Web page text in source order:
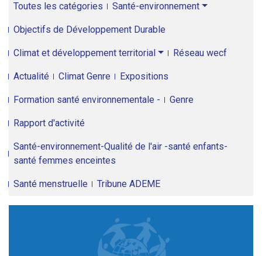
Toutes les catégories Santé-environnement
Objectifs de Développement Durable
Climat et développement territorial Réseau wecf
Actualité Climat Genre Expositions
Formation santé environnementale - Genre
Rapport d'activité
Santé-environnement-Qualité de l'air -santé enfants-
santé femmes enceintes
Santé menstruelle Tribune ADEME